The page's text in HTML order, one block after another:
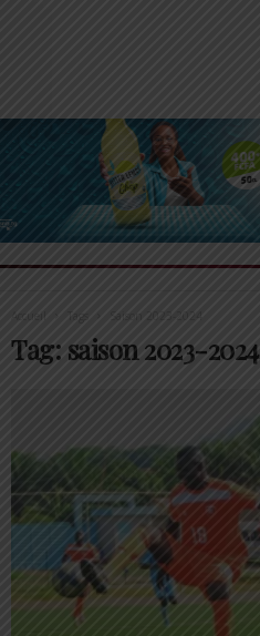
Tags Saison 2023-2024
Tag: saison 2023-2024